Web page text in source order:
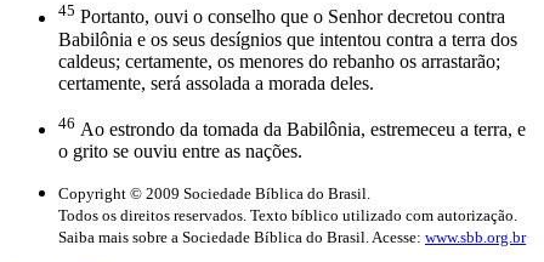
45 Portanto, ouvi o conselho que o Senhor decretou contra
Babilônia e os seus desígnios que intentou contra a terra dos
caldeus; certamente, os menores do rebanho os arrastarão;
certamente, será assolada a morada deles.
46 Ao estrondo da tomada da Babilônia, estremeceu a terra, e
o grito se ouviu entre as nações.
Copyright © 2009 Sociedade Bíblica do Brasil.
Todos os direitos reservados. Texto bíblico utilizado com autorização.
Saiba mais sobre a Sociedade Bíblica do Brasil. Acesse: www.sbb.org.br